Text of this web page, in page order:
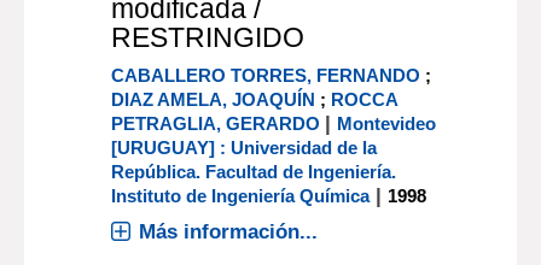
modificada /
RESTRINGIDO
CABALLERO TORRES, FERNANDO ;
DIAZ AMELA, JOAQUÍN ; ROCCA
PETRAGLIA, GERARDO | Montevideo
[URUGUAY] : Universidad de la
República. Facultad de Ingeniería.
Instituto de Ingeniería Química| 1998
Más información...